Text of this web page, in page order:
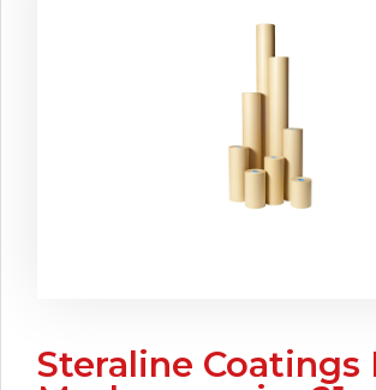
Steraline Coatings